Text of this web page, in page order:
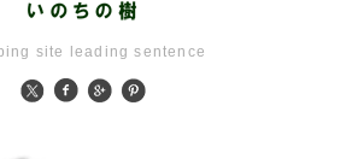
site leading sentence